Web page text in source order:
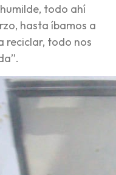
todo ahí
hasta íbamos a
reciclar, todo nos